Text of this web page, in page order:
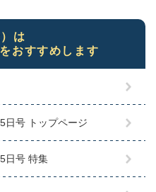
は
おすすめします
日号 トップページ
日号 特集